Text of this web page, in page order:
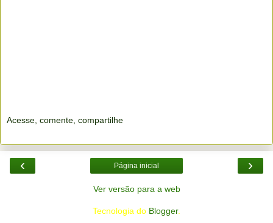
Acesse, comente, compartilhe
‹ ›
Página inicial
Ver versão para a web
Tecnologia do Blogger.